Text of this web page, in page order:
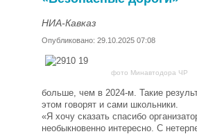
НИА-Кавказ
Опубликовано: 29.10.2025 07:08
фото Минавтодора ЧР
больше, чем в 2024-м. Такие
этом говорят и сами школьники.
«Я хочу сказать спасибо
необыкновенно интересно. С